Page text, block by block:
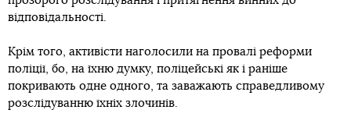
відповідальності.
Крім того, активісти наголосили на провалі реформи
поліції, бо, на їхню думку, поліцейські як і раніше
покривають одне одного, та заважають справедливому
розслідуванню їхніх злочинів.